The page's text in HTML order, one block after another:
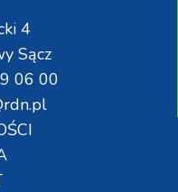
4
Sącz
06 00